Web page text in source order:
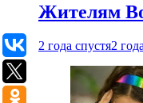
Жителям
2 года спустя2